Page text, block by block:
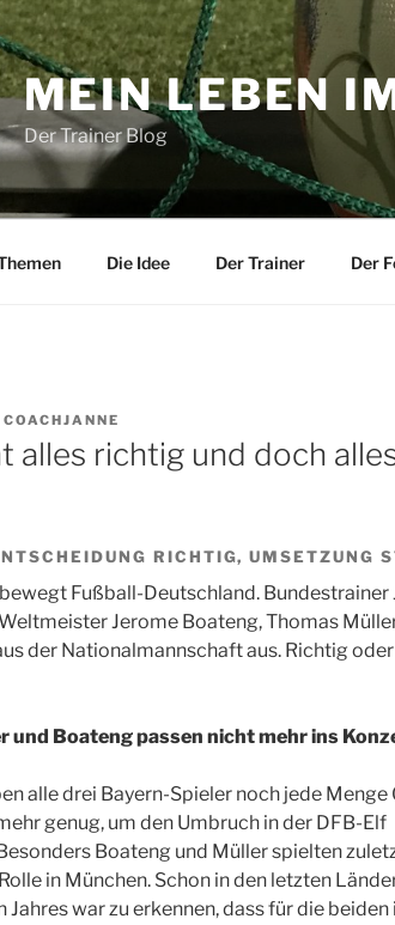
MEIN LEBEN
Der Trainer Blog
Die Idee Der Trainer Der
COACHJANNE
alles richtig und doch
RICHTIG, UMSETZUNG
Fußball-Deutschland. Bundestrainer
Jerome Boateng, Thomas
der Nationalmannschaft aus. Richtig
und Boateng passen nicht mehr ins
alle drei Bayern-Spieler noch jede Menge
genug, um den Umbruch in der DFB-Elf
Boateng und Müller spielten
in München. Schon in den letzten
Jahres war zu erkennen, dass für die beiden